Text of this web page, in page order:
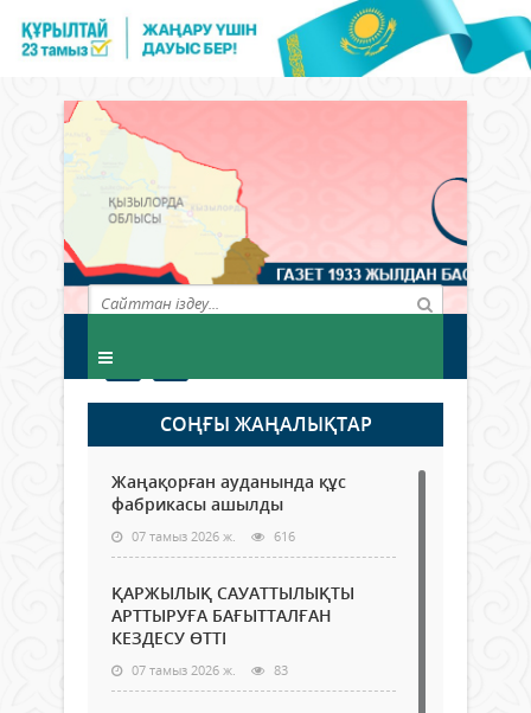
СОҢҒЫ ЖАҢАЛЫҚТАР
Жаңақорған ауданында құс
фабрикасы ашылды
07 тамыз 2026 ж. 616
ҚАРЖЫЛЫҚ САУАТТЫЛЫҚТЫ
АРТТЫРУҒА БАҒЫТТАЛҒАН
КЕЗДЕСУ ӨТТІ
07 тамыз 2026 ж. 83